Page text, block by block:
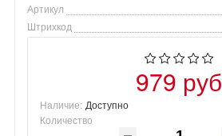
Артикул
Штрихкод
979 руб
Наличие: Доступно
Количество